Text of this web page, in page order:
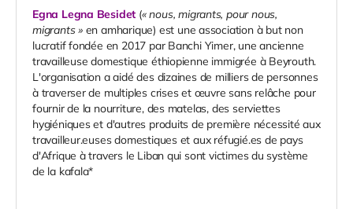
Egna Legna Besidet (« nous, migrants, pour nous,
migrants »en amharique) est une association à but non
lucratif fondée en 2017 par Banchi Yimer, une ancienne
travailleuse domestique éthiopienne immigrée à Beyrouth.
L'organisation a aidé des dizaines de milliers de personnes
à traverser de multiples crises et œuvre sans relâche pour
fournir de la nourriture, des matelas, des serviettes
hygiéniques et d'autres produits de première nécessité aux
travailleur.euses domestiques et aux réfugié.es de pays
d'Afrique à travers le Liban qui sont victimes du système
de la kafala*